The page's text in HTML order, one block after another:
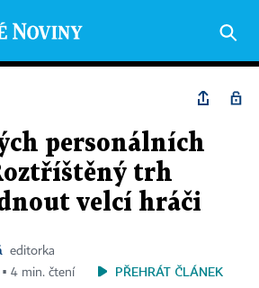
personálních
trh
velcí hráči
editorka
▪ 4 min. čtení
PŘEHRÁT ČLÁNEK